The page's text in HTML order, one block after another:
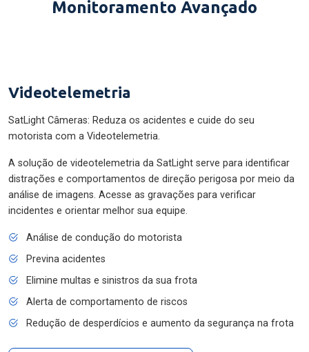
Monitoramento Avançado
Videotelemetria
SatLight Câmeras: Reduza os acidentes e cuide do seu
motorista com a Videotelemetria.
A solução de videotelemetria da SatLight serve para identificar
distrações e comportamentos de direção perigosa por meio da
análise de imagens. Acesse as gravações para verificar
incidentes e orientar melhor sua equipe.
Análise de condução do motorista
Previna acidentes
Elimine multas e sinistros da sua frota
Alerta de comportamento de riscos
Redução de desperdícios e aumento da segurança na frota